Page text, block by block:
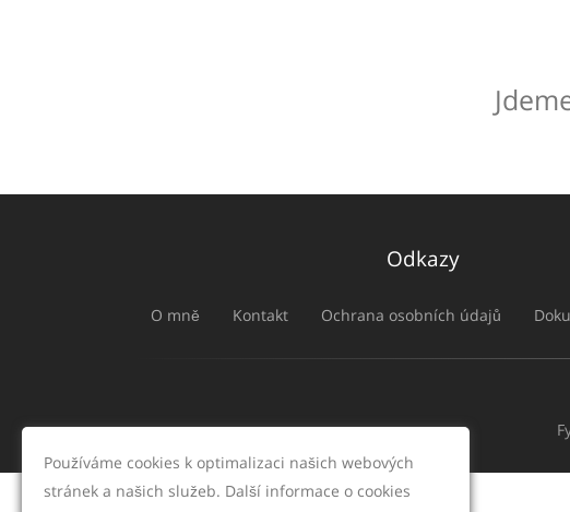
Odkazy
O mně Kontakt Ochrana osobních údajů
Používáme cookies k optimalizaci našich webových
stránek a našich služeb. Další informace o cookies